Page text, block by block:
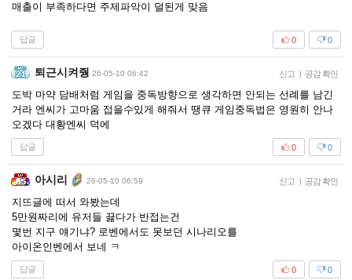
매출이 부족하다면 주제파악이 덜된게 맞음
답글 0
0
퇴근시켜줭 26-05-10 06:42 신고 | 공감 확인
도박 마약 담배처럼 게임을 중독방향으로 생각하면 안되는 선례를 남긴
거라 엔씨가 고마움 접을수있게 해줘서 땡큐 게임중독법은 영원히 안나
오겠다 대황엔씨 덕에
답글 0
0
아시리 26-05-10 06:59 신고 | 공감 확인
지뜨글에 떠서 와봤는데
5만원짜리에 유저들 끓다가 반접는건
몇번 지구 얘기냐? 로벤에서도 못보던 시나리오를
아이온인벤에서 보네 ㅋ
답글 0
0